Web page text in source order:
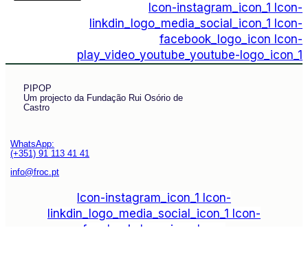
Icon-instagram_icon_1
Icon-
linkdin_logo_media_social_icon_1
Icon-
facebook_logo_icon Icon-
play_video_youtube_youtube-logo_icon_1
PIPOP
Um projecto da Fundação Rui Osório de
Castro
WhatsApp:
(+351) 91 113 41 41
info@froc.pt
Icon-instagram_icon_1
Icon-
linkdin_logo_media_social_icon_1
Icon-
facebook_logo_icon
Icon-